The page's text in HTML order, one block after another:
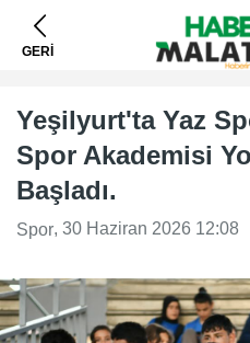
GERİ
Yeşilyurt'ta Yaz
Spor Akademisi
Başladı.
Spor, 30 Haziran 2026 12:08